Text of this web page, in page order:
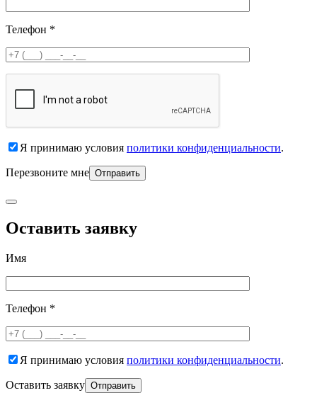
Телефон *
Я принимаю условия политики конфиденциальности.
Перезвоните мне
Оставить заявку
Имя
Телефон *
Я принимаю условия политики конфиденциальности.
Оставить заявку